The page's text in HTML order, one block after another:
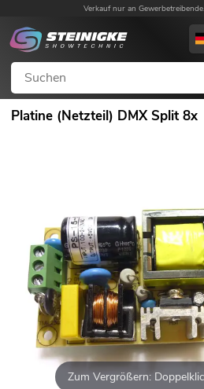
Verkauf nur an
Platine (Netzteil) DMX Split 8x
Zum Vergrößern: